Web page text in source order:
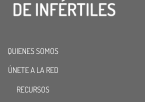
QUIENES SOMOS
ÚNETE A LA RED
RECURSOS